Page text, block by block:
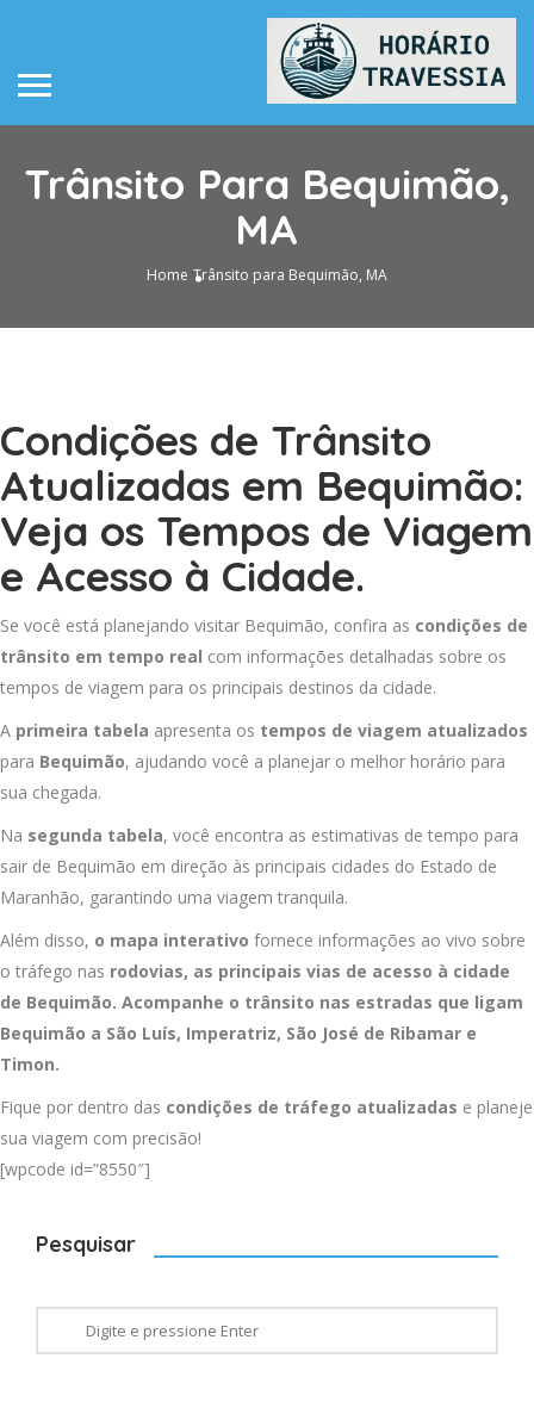
Trânsito Para Bequimão,
MA
Home Trânsito para Bequimão, MA
Condições de Trânsito
Atualizadas em Bequimão:
Veja os Tempos de Viagem
e Acesso à Cidade.
Se você está planejando visitar Bequimão, confira as condições de
trânsito em tempo real com informações detalhadas sobre os
tempos de viagem para os principais destinos da cidade.
A primeira tabela apresenta os tempos de viagem atualizados
para Bequimão, ajudando você a planejar o melhor horário para
sua chegada.
Na segunda tabela, você encontra as estimativas de tempo para
sair de Bequimão em direção às principais cidades do Estado de
Maranhão, garantindo uma viagem tranquila.
Além disso, o mapa interativo fornece informações ao vivo sobre
o tráfego nas rodovias, as principais vias de acesso à cidade
de Bequimão. Acompanhe o trânsito nas estradas que ligam
Bequimão a São Luís, Imperatriz, São José de Ribamar e
Timon.
Fique por dentro das condições de tráfego atualizadas e planeje
sua viagem com precisão!
[wpcode id=”8550″]
Pesquisar